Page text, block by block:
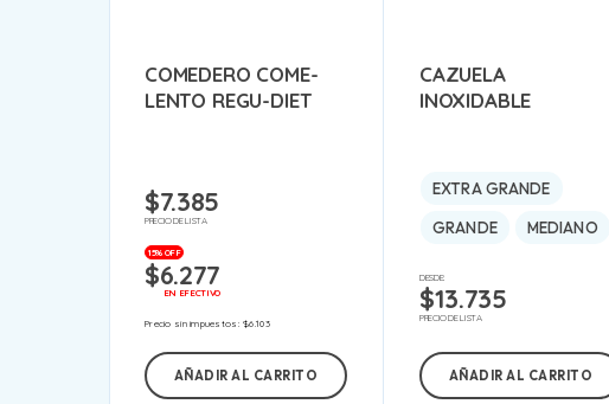
COMEDERO COME-
LENTO REGU-DIET
$7.385
PRECIO DE LISTA
15% OFF
$6.277
EN EFECTIVO
Precio sin impuestos:$6.103
AÑADIR AL CARRITO
CAZUELA
INOXIDABLE
EXTRA GRANDE
GRANDE MEDIANO
DESDE:
$13.735
PRECIO DE LISTA
AÑADIR AL CARRITO